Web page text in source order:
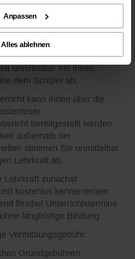
Anpassen
Alles ablehnen
gestalten und verantworten
eigenständig.
stimmt Lernziele,
und die weitere
unmittelbar mit Ihnen
dem Schüler ab.
kann Ihnen über die
bereitgestellt werden.
außerhalb der
stimmen Sie unmittelbar
Lehrkraft ab.
Lehrkraft zunächst
kostenlos kennenlernen
flexibel Unterrichtstermine
langfristige Bindung.
Vermittlungsgebühr.
Grundgebühren.